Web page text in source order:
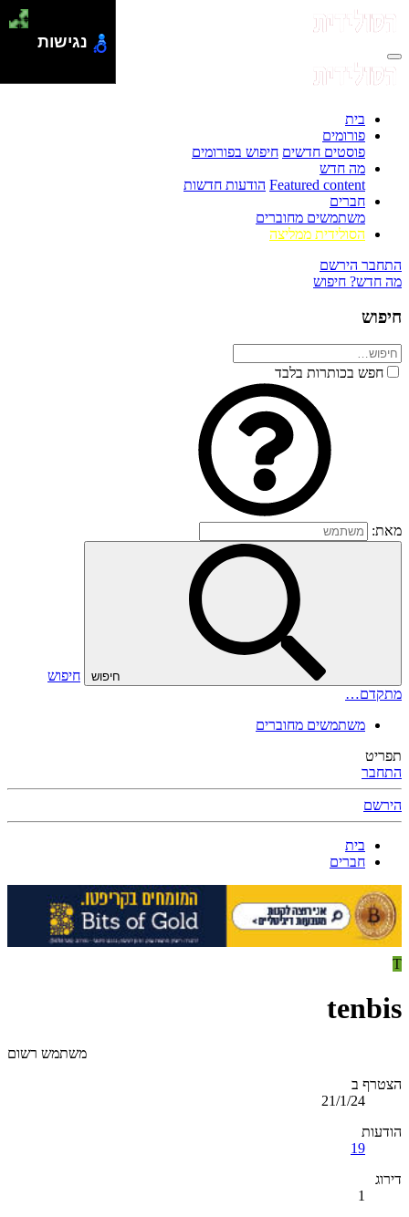
בית
פורומים
פוסטים חדשים חיפוש בפורומים
מה חדש
Featured content הודעות חדשות
חברים
משתמשים מחוברים
הסולידית ממליצה
התחבר הירשם
מה חדש? חיפוש
חיפוש
חפש בכותרות בלבד
מאת:
חיפוש
חיפוש
מתקדם…
משתמשים מחוברים
תפריט
התחבר
הירשם
בית
חברים
T
tenbis
משתמש רשום
הצטרף ב
21/1/24
הודעות
19
דירוג
1
נגישות